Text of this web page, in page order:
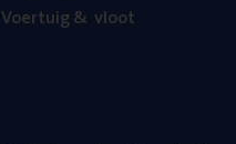
Voer­tuig& vloot